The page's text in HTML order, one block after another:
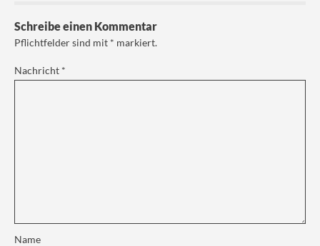
Schreibe einen Kommentar
Pflichtfelder sind mit * markiert.
Nachricht *
Name